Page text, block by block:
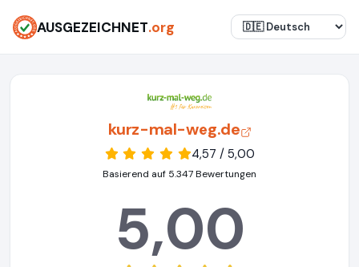
AUSGEZEICHNET.org
kurz-mal-weg.de
4,57 / 5,00
Basierend auf 5.347 Bewertungen
5,00